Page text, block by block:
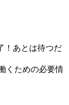
！あとは待つだ
くための必要情